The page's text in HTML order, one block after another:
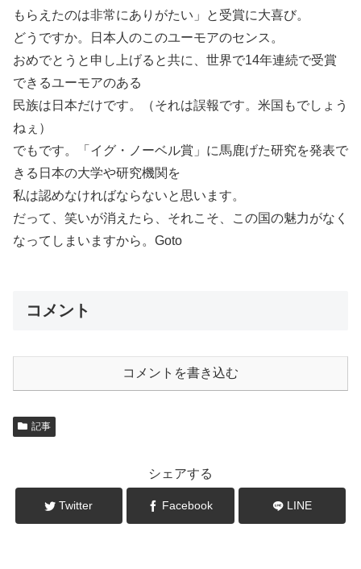
もらえたのは非常にありがたい」と受賞に大喜び。
どうですか。日本人のこのユーモアのセンス。
おめでとうと申し上げると共に、世界で14年連続で受賞
できるユーモアのある
民族は日本だけです。（それは誤報です。米国もでしょう
ねぇ）
でもです。「イグ・ノーベル賞」に馬鹿げた研究を発表で
きる日本の大学や研究機関を
私は認めなければならないと思います。
だって、笑いが消えたら、それこそ、この国の魅力がなく
なってしまいますから。Goto
コメント
コメントを書き込む
記事
シェアする
Twitter Facebook LINE